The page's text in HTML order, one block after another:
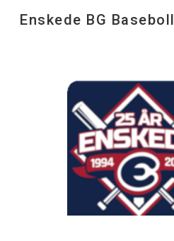
Enskede BG Baseboll